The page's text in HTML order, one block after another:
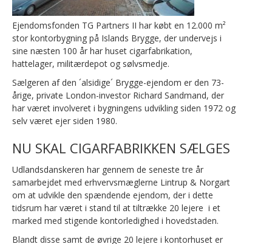
Ejendomsfonden TG Partners II har købt en 12.000 m²
stor kontorbygning på Islands Brygge, der undervejs i
sine næsten 100 år har huset cigarfabrikation,
hattelager, militærdepot og sølvsmedje.
Sælgeren af den ´alsidige´ Brygge-ejendom er den 73-
årige, private London-investor Richard Sandmand, der
har været involveret i bygningens udvikling siden 1972 og
selv været ejer siden 1980.
NU SKAL CIGARFABRIKKEN SÆLGES
Udlandsdanskeren har gennem de seneste tre år
samarbejdet med erhvervsmæglerne Lintrup & Norgart
om at udvikle den spændende ejendom, der i dette
tidsrum har været i stand til at tiltrække 20 lejere i et
marked med stigende kontorledighed i hovedstaden.
Blandt disse samt de øvrige 20 lejere i kontorhuset er